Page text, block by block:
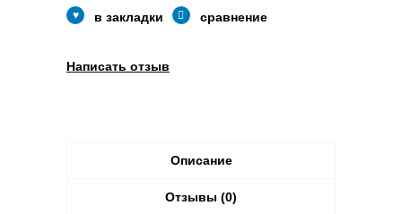
в закладки сравнение
Написать отзыв
Описание
Отзывы (0)